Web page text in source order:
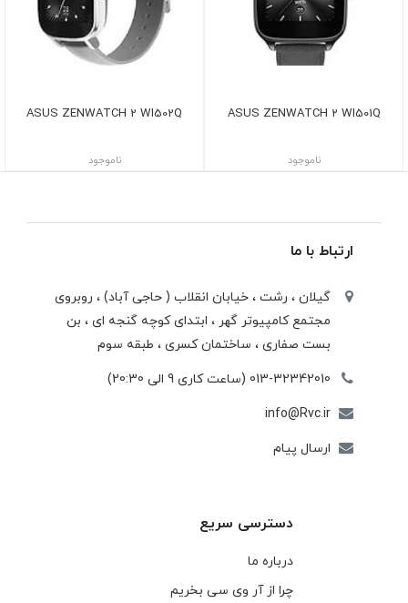
ASUS ZENWATCH 2 WI501Q
ناموجود
ASUS ZENWATCH 2 WI502Q
ناموجود
ارتباط با ما
گیلان ، رشت ، خيابان انقلاب ( حاجی آباد) ، روبروی
مجتمع كامپيوتر گهر ، ابتدای كوچه گنجه ای ، بن
بست صفاری ، ساختمان كسری ، طبقه سوم
013-32342010 (ساعت کاری 9 الی 20:30)
info@Rvc.ir
ارسال پیام
دسترسی سریع
درباره ما
چرا از آر وی سی بخریم